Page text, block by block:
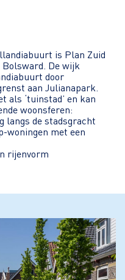
is Plan Zuid
De wijk
door
aan Julianapark.
als ‘tuinstad’ en kan
woonsferen:
langs de stadsgracht
woningen met een
rijenvorm